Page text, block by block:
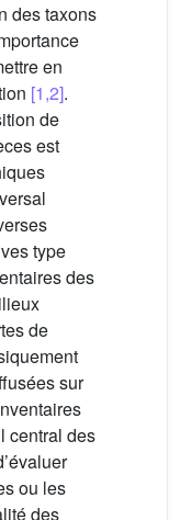
des taxons
en
[1,2].
de
est
type
des
de
sur
central des
ou les
des